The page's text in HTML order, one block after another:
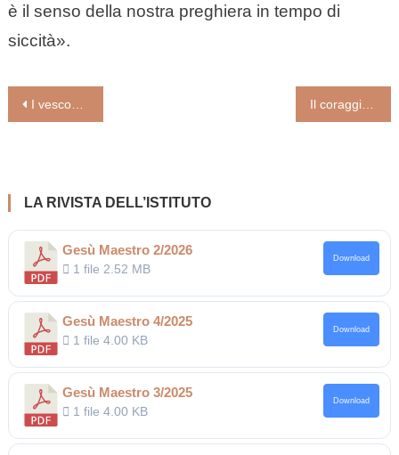
è il senso della nostra preghiera in tempo di
siccità».
Navigazione
I vescovi nel cammino sinodale: da geografi ad esploratori (Paolo Scarafoni e Filomena Rizzo). Il coraggio di scommettere sull’amore familiare (Omelia del Papa alla messa in piazza San Pietro)
LA RIVISTA DELL’ISTITUTO
Gesù Maestro 2/2026
1 file2.52 MB
Download
Gesù Maestro 4/2025
1 file4.00 KB
Download
Gesù Maestro 3/2025
1 file4.00 KB
Download